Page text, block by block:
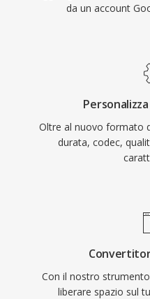
da un account
Oltre al nuovo formato
durata, codec,
Con il nostro
liberare spazio sul